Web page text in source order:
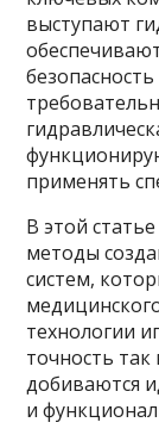
выступают
применять
В этой
методы
систем,
технологии
точность
добиваются
и